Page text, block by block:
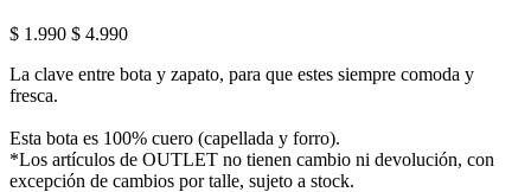
$ 1.990 $ 4.990
La clave entre bota y zapato, para que estes siempre comoda y
fresca.
Esta bota es 100% cuero (capellada y forro).
*Los artículos de OUTLET no tienen cambio ni devolución, con
excepción de cambios por talle, sujeto a stock.